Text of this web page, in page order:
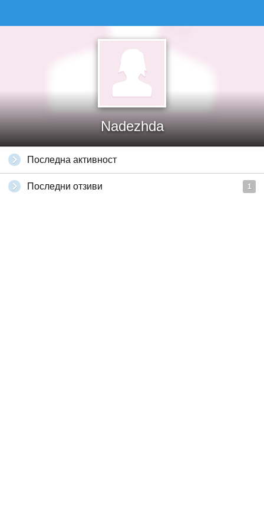
Nadezhda
Последна активност
Последни отзиви 1